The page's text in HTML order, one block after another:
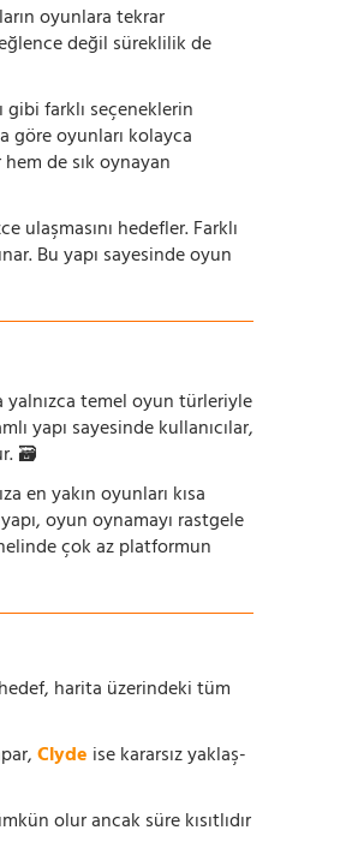
oyunlara tekrar
değil süreklilik de
gibi farklı seçeneklerin
göre oyunları kolayca
de sık oynayan
hedefler. Farklı
Bu yapı sayesinde oyun
yalnızca temel oyun türleriyle
yapı sayesinde kullanıcılar,
🗃️
en yakın oyunları kısa
oyun oynamayı rastgele
çok az platformun
harita üzerindeki tüm
Clyde ise kararsız yaklaş-
olur ancak süre kısıtlıdır